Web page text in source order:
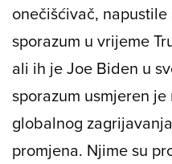
onečišćivač,
sporazum u vrijeme
ali ih je Joe Biden u
sporazum usmjeren
globalnog
promjena. Njime su